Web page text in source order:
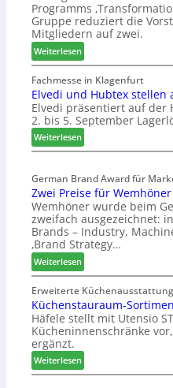
r
H
a
u
s
m
e
s
s
e
b
r
a
n
c
h
e
e
r
ö
r
e
r
t
Z
u
k
u
n
f
t
Programms
Gruppe reduziert die
Mitgliedern auf zwei.
Weiterlesen:
W
e
i
n
i
g
p
s
s
t
F
ü
h
r
u
n
g
a
n
Fachmesse in Klagenfurt
Elvedi und Hubtex stellen
Elvedi präsentiert auf der
2. bis 5. September
Weiterlesen:
E
v
e
d
i
u
n
d
H
u
b
t
e
x
s
t
German Brand Award für
Zwei Preise für Wemhöner
Wemhöner wurde beim
zweifach ausgezeichnet:
Brands – Industry,
‚Brand Strategy…
Weiterlesen:
Z
w
e
i
P
e
i
Erweiterte Küchenausstattung
Küchenstauraum-
Häfele stellt mit Utensio
Kücheninnenschränke
ergänzt.
Weiterlesen:
K